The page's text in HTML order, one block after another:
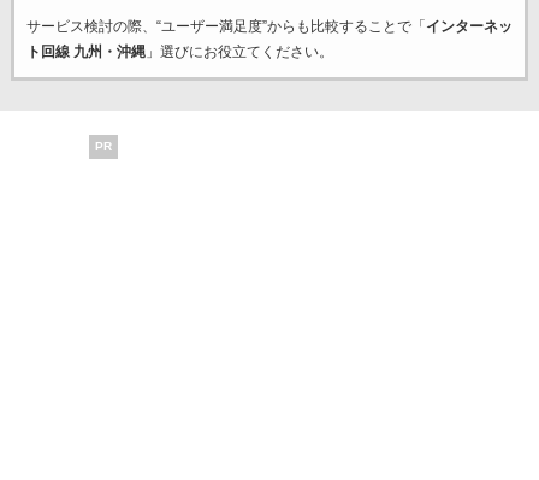
サービス検討の際、“ユーザー満足度”からも比較することで「 インターネッ
ト回線 九州・沖縄」選びにお役立てください。
PR